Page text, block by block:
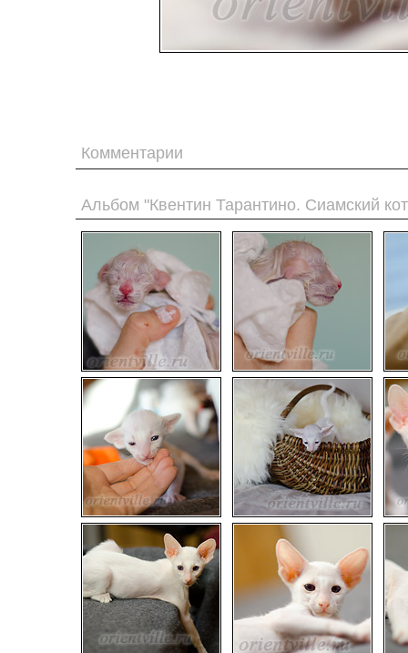
Комментарии
Альбом "Квентин Тарантино. Сиамский